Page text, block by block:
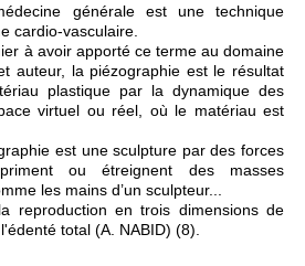
générale est une technique
cardio-vasculaire.
à avoir apporté ce terme au domaine
auteur, la piézographie est le résultat
plastique par la dynamique des
virtuel ou réel, où le matériau est
est une sculpture par des forces
ou étreignent des masses
les mains d’un sculpteur...
reproduction en trois dimensions de
total (A. NABID) (8).